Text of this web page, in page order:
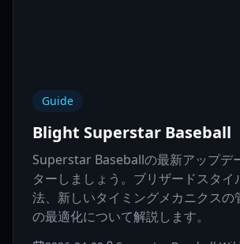
Guide
Blight Superstar Baseball
Superstar Baseballの最新アップデ
ターしましょう。ブリザードスタイ
法、新しいタイミングメカニクスの
の最適化について解説します。